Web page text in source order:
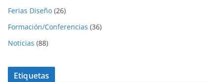
Ferias Diseño (26)
Formación/Conferencias (36)
Noticias (88)
Etiquetas